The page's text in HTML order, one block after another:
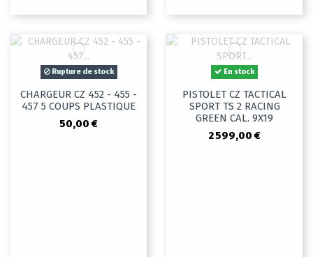
Rupture de stock
CHARGEUR CZ 452 - 455 -
457 5 COUPS PLASTIQUE
50,00 €
En stock
PISTOLET CZ TACTICAL
SPORT TS 2 RACING
GREEN CAL. 9X19
2 599,00 €